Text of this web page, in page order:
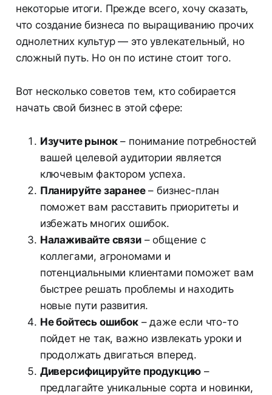
некоторые итоги. Прежде всего, хочу сказать,
что создание бизнеса по выращиванию прочих
однолетних культур — это увлекательный, но
сложный путь. Но он по истине стоит того.
Вот несколько советов тем, кто собирается
начать свой бизнес в этой сфере:
Изучите рынок– понимание потребностей
вашей целевой аудитории является
ключевым фактором успеха.
Планируйте заранее– бизнес-план
поможет вам расставить приоритеты и
избежать многих ошибок.
Налаживайте связи– общение с
коллегами, агрономами и
потенциальными клиентами поможет вам
быстрее решать проблемы и находить
новые пути развития.
Не бойтесь ошибок– даже если что-то
пойдет не так, важно извлекать уроки и
продолжать двигаться вперед.
Диверсифицируйте продукцию –
предлагайте уникальные сорта и новинки,